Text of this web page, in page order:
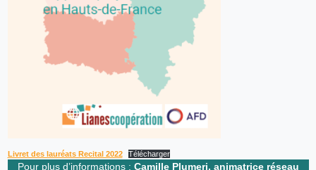
Livret des lauréats Recital 2022 Télécharger
Pour plus d’informations : Camille Plumeri, animatrice réseau